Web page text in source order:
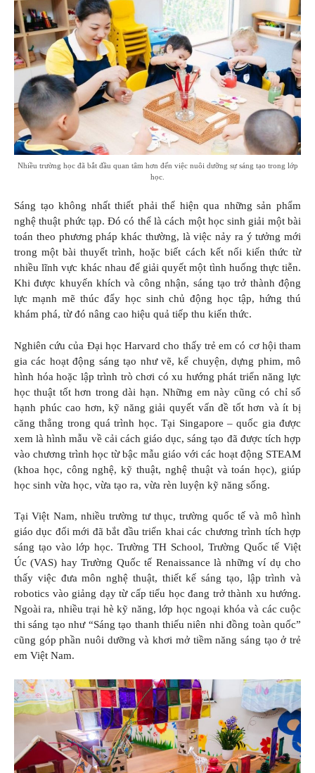
Nhiều trường học đã bắt đầu quan tâm hơn đến việc nuôi dưỡng sự sáng tạo trong lớp
học.
Sáng tạo không nhất thiết phải thể hiện qua những sản phẩm
nghệ thuật phức tạp. Đó có thể là cách một học sinh giải một bài
toán theo phương pháp khác thường, là việc nảy ra ý tưởng mới
trong một bài thuyết trình, hoặc biết cách kết nối kiến thức từ
nhiều lĩnh vực khác nhau để giải quyết một tình huống thực tiễn.
Khi được khuyến khích và công nhận, sáng tạo trở thành động
lực mạnh mẽ thúc đẩy học sinh chủ động học tập, hứng thú
khám phá, từ đó nâng cao hiệu quả tiếp thu kiến thức.
Nghiên cứu của Đại học Harvard cho thấy trẻ em có cơ hội tham
gia các hoạt động sáng tạo như vẽ, kể chuyện, dựng phim, mô
hình hóa hoặc lập trình trò chơi có xu hướng phát triển năng lực
học thuật tốt hơn trong dài hạn. Những em này cũng có chỉ số
hạnh phúc cao hơn, kỹ năng giải quyết vấn đề tốt hơn và ít bị
căng thẳng trong quá trình học. Tại Singapore – quốc gia được
xem là hình mẫu về cải cách giáo dục, sáng tạo đã được tích hợp
vào chương trình học từ bậc mẫu giáo với các hoạt động STEAM
(khoa học, công nghệ, kỹ thuật, nghệ thuật và toán học), giúp
học sinh vừa học, vừa tạo ra, vừa rèn luyện kỹ năng sống.
Tại Việt Nam, nhiều trường tư thục, trường quốc tế và mô hình
giáo dục đổi mới đã bắt đầu triển khai các chương trình tích hợp
sáng tạo vào lớp học. Trường TH School, Trường Quốc tế Việt
Úc (VAS) hay Trường Quốc tế Renaissance là những ví dụ cho
thấy việc đưa môn nghệ thuật, thiết kế sáng tạo, lập trình và
robotics vào giảng dạy từ cấp tiểu học đang trở thành xu hướng.
Ngoài ra, nhiều trại hè kỹ năng, lớp học ngoại khóa và các cuộc
thi sáng tạo như “Sáng tạo thanh thiếu niên nhi đồng toàn quốc”
cũng góp phần nuôi dưỡng và khơi mở tiềm năng sáng tạo ở trẻ
em Việt Nam.